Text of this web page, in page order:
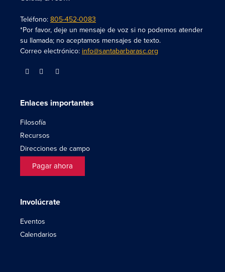
Teléfono:805-452-0083
*Por favor, deje un mensaje de voz si no podemos atender
su llamada; no aceptamos mensajes de texto.
Correo electrónico: info@santabarbarasc.org
Enlaces importantes
Filosofía
Recursos
Direcciones de campo
Pagar ahora
Involúcrate
Eventos
Calendarios